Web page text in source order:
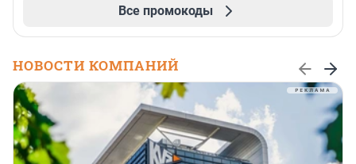
Все промокоды
НОВОСТИ КОМПАНИЙ